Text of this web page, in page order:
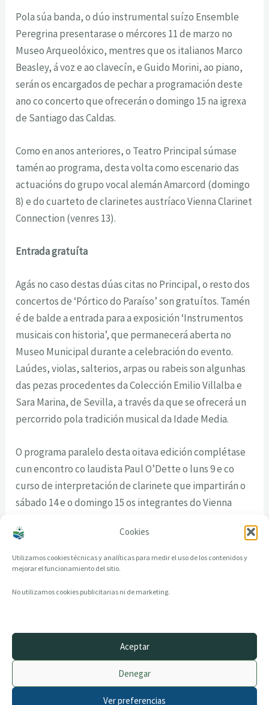
Cookies
Utilizamos cookies técnicas y analíticas para medir el uso de los contenidos y
mejorar el funcionamiento del sitio.
No utilizamos cookies publicitarias ni de marketing.
Aceptar
Denegar
Ver preferencias
Pola súa banda, o dúo instrumental suízo Ensemble
Peregrina presentarase o mércores 11 de marzo no
Museo Arqueolóxico, mentres que os italianos Marco
Beasley, á voz e ao clavecín, e Guido Morini, ao piano,
serán os encargados de pechar a programación deste
ano co concerto que ofrecerán o domingo 15 na igrexa
de Santiago das Caldas.
Como en anos anteriores, o Teatro Principal súmase
tamén ao programa, desta volta como escenario das
actuacións do grupo vocal alemán Amarcord (domingo
8) e do cuarteto de clarinetes austríaco Vienna Clarinet
Connection (venres 13).
Entrada gratuíta
Agás no caso destas dúas citas no Principal, o resto dos
concertos de ‘Pórtico do Paraíso’ son gratuítos. Tamén
é de balde a entrada para a exposición ‘Instrumentos
musicais con historia’, que permanecerá aberta no
Museo Municipal durante a celebración do evento.
Laúdes, violas, salterios, arpas ou rabeis son algunhas
das pezas procedentes da Colección Emilio Villalba e
Sara Marina, de Sevilla, a través da que se ofrecerá un
percorrido pola tradición musical da Idade Media.
O programa paralelo desta oitava edición complétase
cun encontro co laudista Paul O’Dette o luns 9 e co
curso de interpretación de clarinete que impartirán o
sábado 14 e o domingo 15 os integrantes do Vienna
no Conservatorio de Música.
© 2014–2026 creandotuprovincia.es · Todos los derechos reservados